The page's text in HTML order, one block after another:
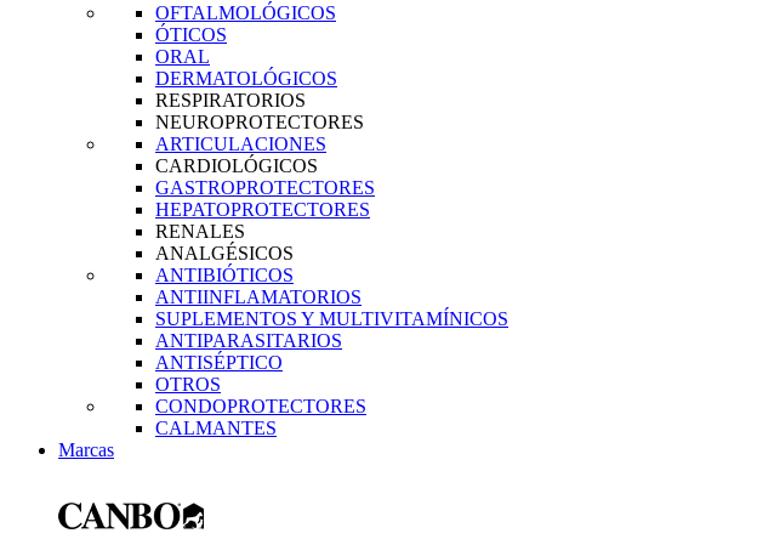
OFTALMOLÓGICOS
ÓTICOS
ORAL
DERMATOLÓGICOS
RESPIRATORIOS
NEUROPROTECTORES
ARTICULACIONES
CARDIOLÓGICOS
GASTROPROTECTORES
HEPATOPROTECTORES
RENALES
ANALGÉSICOS
ANTIBIÓTICOS
ANTIINFLAMATORIOS
SUPLEMENTOS Y MULTIVITAMÍNICOS
ANTIPARASITARIOS
ANTISÉPTICO
OTROS
CONDOPROTECTORES
CALMANTES
Marcas